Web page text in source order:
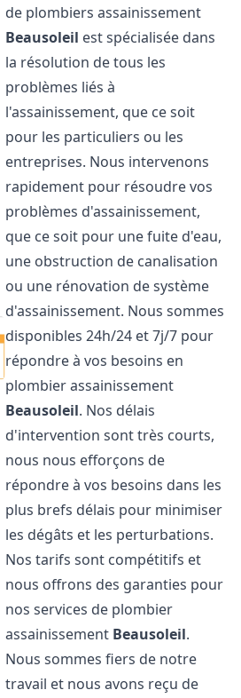
de plombiers assainissement
Beausoleil est spécialisée dans
la résolution de tous les
problèmes liés à
l'assainissement, que ce soit
pour les particuliers ou les
entreprises. Nous intervenons
rapidement pour résoudre vos
problèmes d'assainissement,
que ce soit pour une fuite d'eau,
une obstruction de canalisation
ou une rénovation de système
d'assainissement. Nous sommes
disponibles 24h/24 et 7j/7 pour
répondre à vos besoins en
plombier assainissement
Beausoleil. Nos délais
d'intervention sont très courts,
nous nous efforçons de
répondre à vos besoins dans les
plus brefs délais pour minimiser
les dégâts et les perturbations.
Nos tarifs sont compétitifs et
nous offrons des garanties pour
nos services de plombier
assainissement Beausoleil.
Nous sommes fiers de notre
travail et nous avons reçu de